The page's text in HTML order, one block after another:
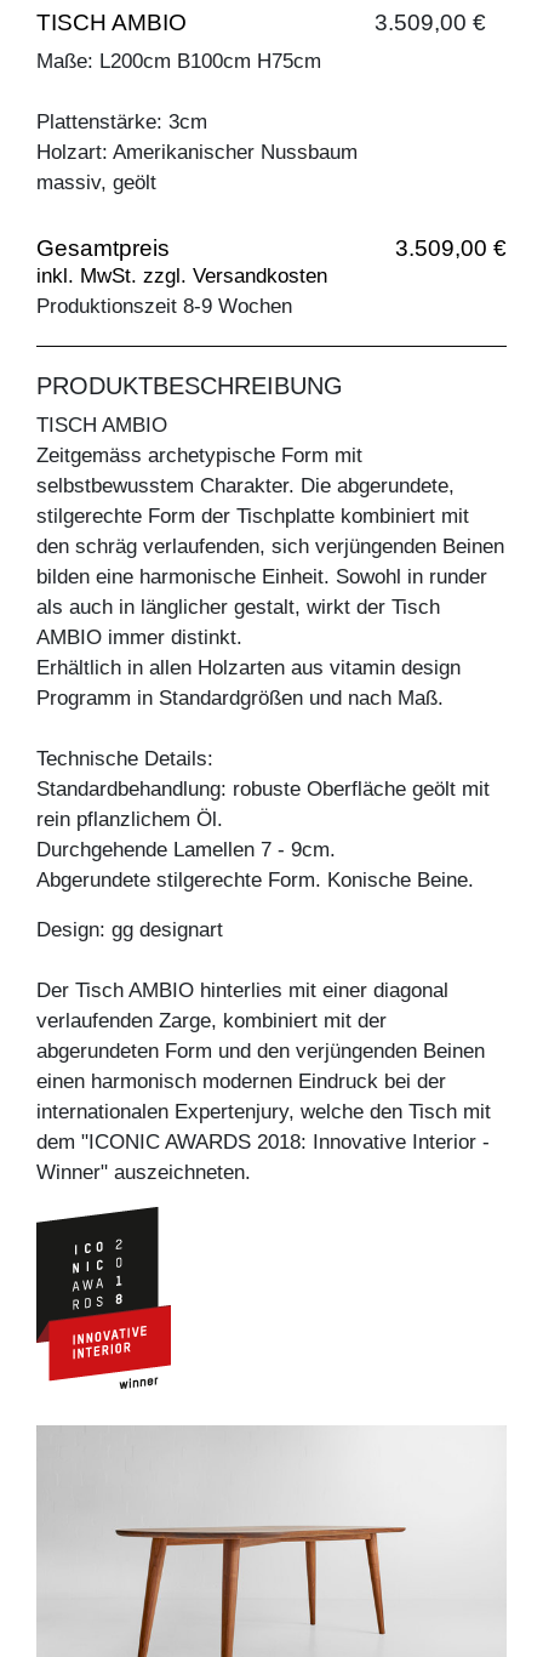
TISCH AMBIO 3.509,00 €
Maße: L200cm B100cm H75cm
Plattenstärke: 3cm
Holzart: Amerikanischer Nussbaum
massiv, geölt
Gesamtpreis 3.509,00 €
inkl. MwSt. zzgl. Versandkosten
Produktionszeit 8-9 Wochen
PRODUKTBESCHREIBUNG
TISCH AMBIO
Zeitgemäss archetypische Form mit
selbstbewusstem Charakter. Die abgerundete,
stilgerechte Form der Tischplatte kombiniert mit
den schräg verlaufenden, sich verjüngenden Beinen
bilden eine harmonische Einheit. Sowohl in runder
als auch in länglicher gestalt, wirkt der Tisch
AMBIO immer distinkt.
Erhältlich in allen Holzarten aus vitamin design
Programm in Standardgrößen und nach Maß.
Technische Details:
Standardbehandlung: robuste Oberfläche geölt mit
rein pflanzlichem Öl.
Durchgehende Lamellen 7 - 9cm.
Abgerundete stilgerechte Form. Konische Beine.
Design: gg designart
Der Tisch AMBIO hinterlies mit einer diagonal
verlaufenden Zarge, kombiniert mit der
abgerundeten Form und den verjüngenden Beinen
einen harmonisch modernen Eindruck bei der
internationalen Expertenjury, welche den Tisch mit
dem "ICONIC AWARDS 2018: Innovative Interior -
Winner" auszeichneten.